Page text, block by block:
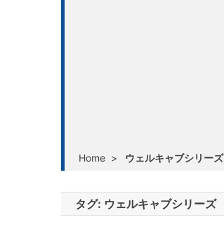
Home > ウェルキャブシリーズ
タグ: ウェルキャブシリーズ